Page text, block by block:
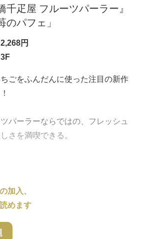
千疋屋 フルーツパーラー』
のパフェ」
円
ごをふんだんに使った注目の新作
パーラーならではの、フレッシュ
さを満喫できる。
加入、
めます